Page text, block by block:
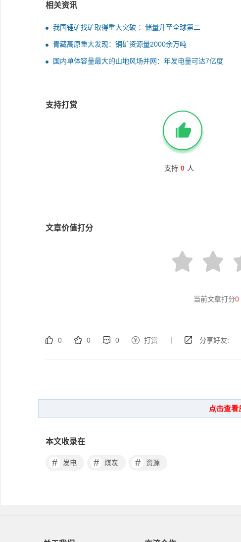
相关资讯
我国锂矿找矿取得重大突破 ：储量升至全球第二
青藏高原重大发现：铜矿资源量2000余万吨
国内单体容量最大的山地风场并网：年发电量可达7亿度
支持打赏
支持 0 人
文章价值打分
当前文章打分0
0 0 0 打赏 | 分享好友:
本文收录在
# 发电 # 煤炭 # 资源